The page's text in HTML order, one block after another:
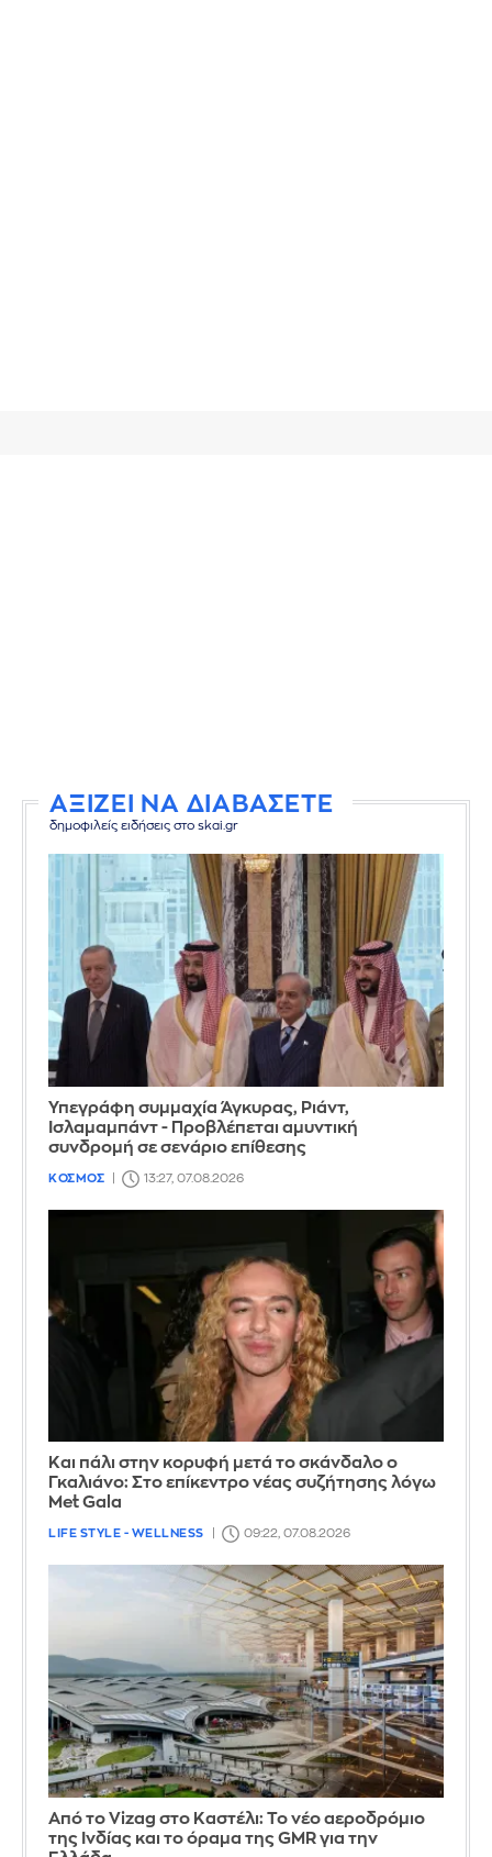
ΑΞΙΖΕΙ ΝΑ ΔΙΑΒΑΣΕΤΕ
δημοφιλείς ειδήσεις στο skai.gr
Υπεγράφη συμμαχία Άγκυρας, Ριάντ,
Ισλαμαμπάντ - Προβλέπεται αμυντική
συνδρομή σε σενάριο επίθεσης
ΚΟΣΜΟΣ 13:27, 07.08.2026
Και πάλι στην κορυφή μετά το σκάνδαλο ο
Γκαλιάνο: Στο επίκεντρο νέας συζήτησης λόγω
Met Gala
LIFE STYLE - WELLNESS 09:22, 07.08.2026
Από το Vizag στο Καστέλι: Το νέο αεροδρόμιο
της Ινδίας και το όραμα της GMR για την